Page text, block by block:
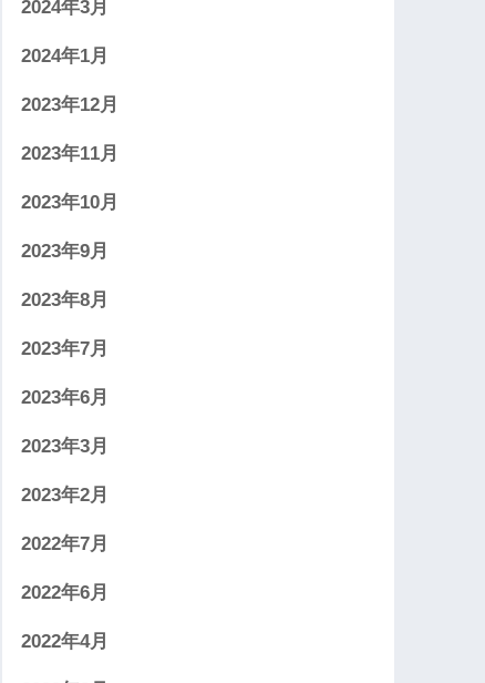
2024年3月
2024年1月
2023年12月
2023年11月
2023年10月
2023年9月
2023年8月
2023年7月
2023年6月
2023年3月
2023年2月
2022年7月
2022年6月
2022年4月